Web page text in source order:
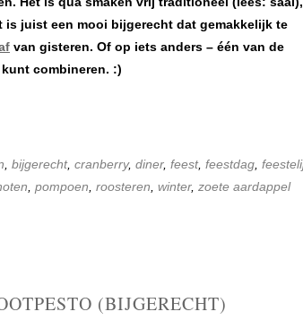
is juist een mooi bijgerecht dat gemakkelijk te
van gisteren. Of op iets anders – één van de
combineren. :)
, bijgerecht, cranberry, diner, feest, feestdag,
, pompoen, roosteren, winter, zoete aardappel
(BIJGERECHT)